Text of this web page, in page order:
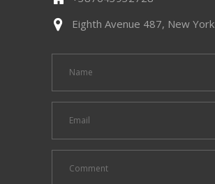
Eighth Avenue 487, New York